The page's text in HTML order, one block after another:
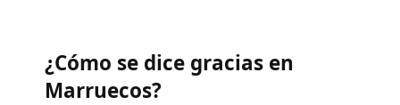
¿Cómo se dice gracias en
Marruecos?